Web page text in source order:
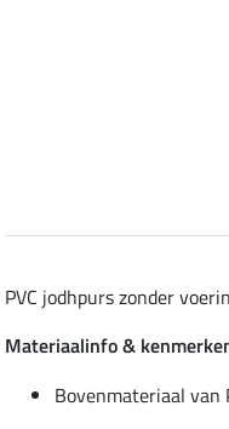
PVC jodhpurs zonder
Materiaalinfo &
Bovenmateriaal van